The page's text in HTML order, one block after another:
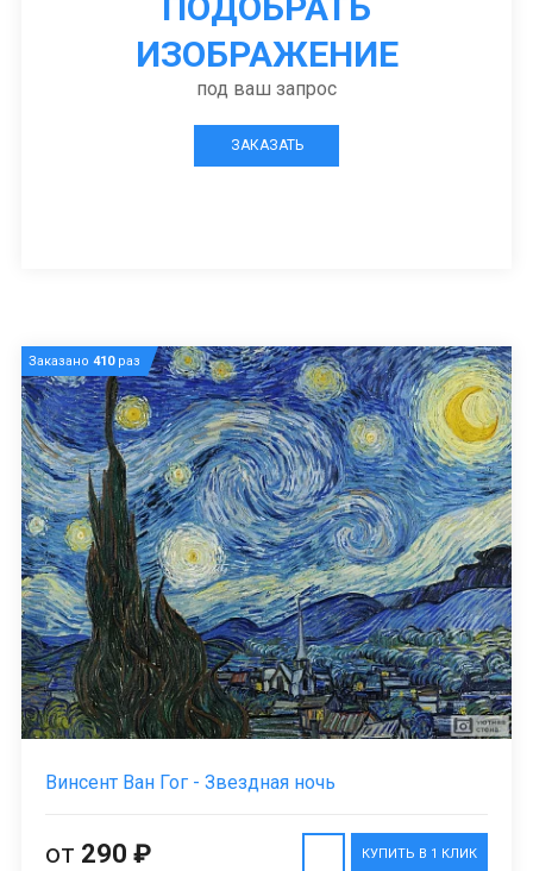
ИЗОБРАЖЕНИЕ
под ваш запрос
ЗАКАЗАТЬ
Заказано 410раз
Винсент Ван Гог - Звездная ночь
КУПИТЬ В 1 КЛИК
от 290 ₽